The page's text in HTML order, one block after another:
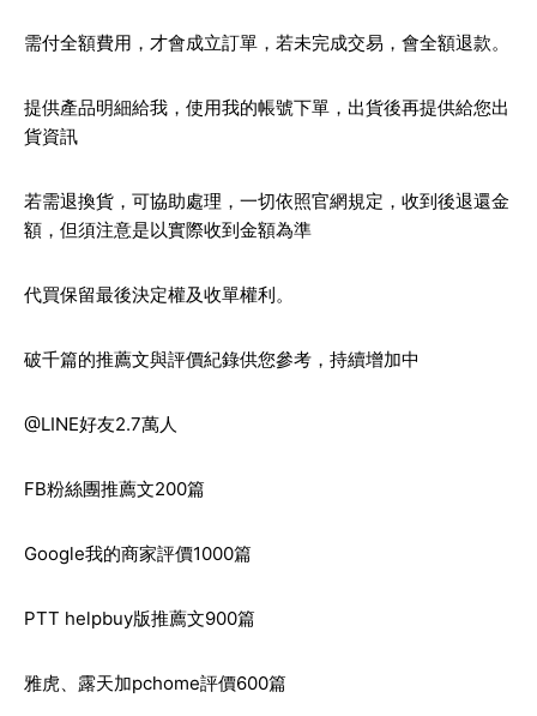
需付全額費用，才會成立訂單，若未完成交易，會全額退款。
提供產品明細給我，使用我的帳號下單，出貨後再提供給您出
貨資訊
若需退換貨，可協助處理，一切依照官網規定，收到後退還金
額，但須注意是以實際收到金額為準
代買保留最後決定權及收單權利。
破千篇的推薦文與評價紀錄供您參考，持續增加中
@LINE好友2.7萬人
FB粉絲團推薦文200篇
Google我的商家評價1000篇
PTT helpbuy版推薦文900篇
雅虎、露天加pchome評價600篇